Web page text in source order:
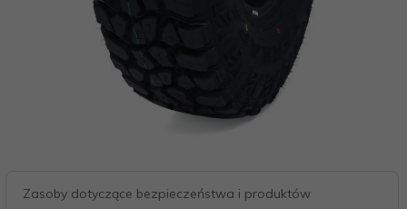
Zasoby dotyczące bezpieczeństwa i produktów